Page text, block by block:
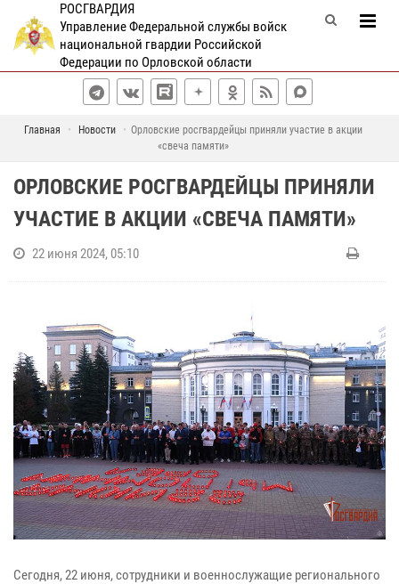
РОСГВАРДИЯ
Управление Федеральной службы войск
национальной гвардии Российской
Федерации по Орловской области
Главная Новости
Орловские росгвардейцы приняли участие в акции
«свеча памяти»
ОРЛОВСКИЕ РОСГВАРДЕЙЦЫ ПРИНЯЛИ
УЧАСТИЕ В АКЦИИ «СВЕЧА ПАМЯТИ»
22 июня 2024, 05:10
Сегодня, 22 июня, сотрудники и военнослужащие регионального